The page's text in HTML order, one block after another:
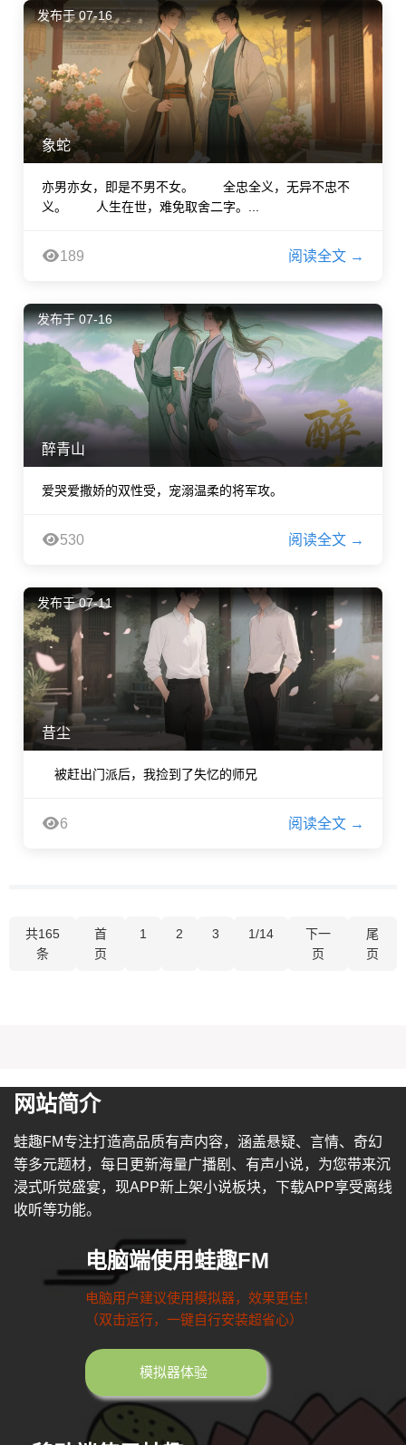
发布于 07-16
象蛇
亦男亦女，即是不男不女。 全忠全义，无异不忠不
义。 人生在世，难免取舍二字。...
189 阅读全文 →
发布于 07-16
醉青山
爱哭爱撒娇的双性受，宠溺温柔的将军攻。
530 阅读全文 →
发布于 07-11
昔尘
被赶出门派后，我捡到了失忆的师兄
6 阅读全文 →
共165
条
首
页
1 2 3 1/14
下一
页
尾
页
网站简介
蛙趣FM专注打造高品质有声内容，涵盖悬疑、言情、奇幻
等多元题材，每日更新海量广播剧、有声小说，为您带来沉
浸式听觉盛宴，现APP新上架小说板块，下载APP享受离线
收听等功能。
电脑端使用蛙趣FM
电脑用户建议使用模拟器，效果更佳！
（双击运行，一键自行安装超省心）
模拟器体验